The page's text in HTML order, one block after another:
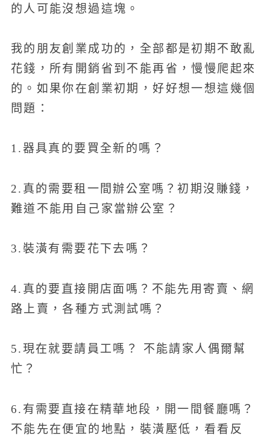
的人可能沒想過這塊。
我的朋友創業成功的，全部都是初期不敢亂
花錢，所有開銷省到不能再省，慢慢爬起來
的。如果你在創業初期，好好想一想這幾個
問題：
1.器具真的要買全新的嗎？
2.真的需要租一間辦公室嗎？初期沒賺錢，
難道不能用自己家當辦公室？
3.裝潢有需要花下去嗎？
4.真的要直接開店面嗎？不能先用寄賣、網
路上賣，各種方式測試嗎？
5.現在就要請員工嗎？ 不能請家人偶爾幫
忙？
6.有需要直接在精華地段，開一間餐廳嗎？
不能先在便宜的地點，裝潢壓低，看看反